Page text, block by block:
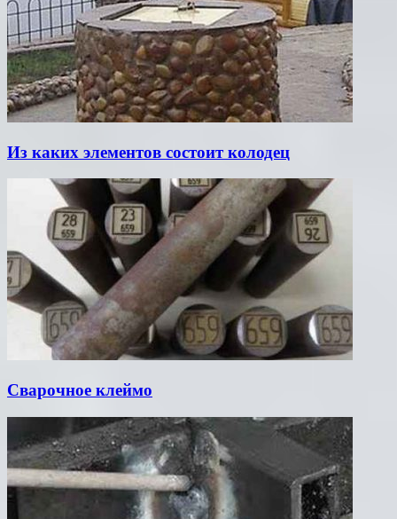
Из каких элементов состоит колодец
Сварочное клеймо